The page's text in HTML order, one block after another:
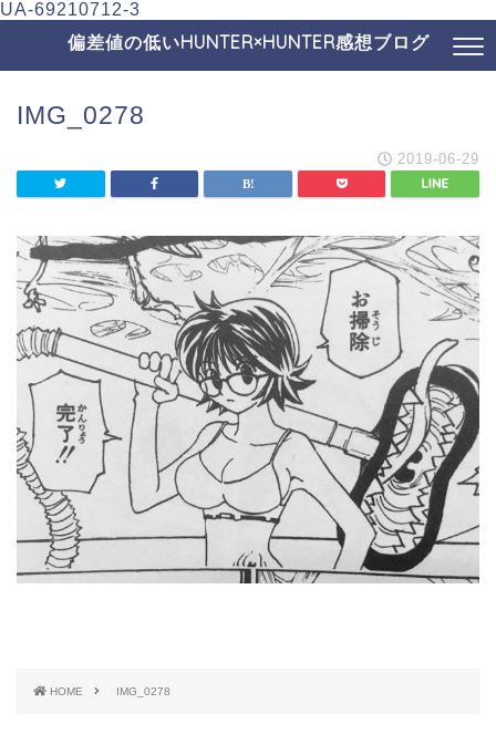
UA-69210712-3
偏差値の低いHUNTER×HUNTER感想ブログ
IMG_0278
2019-06-29
HOME IMG_0278